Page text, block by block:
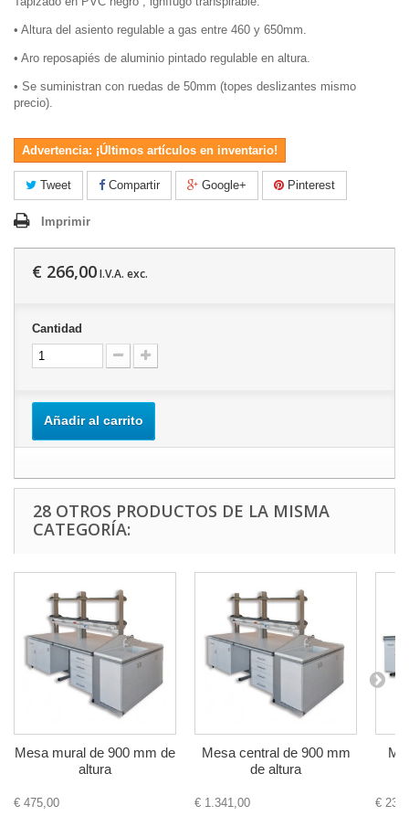
• Altura del asiento regulable a gas entre 460 y 650mm.
• Aro reposapiés de aluminio pintado regulable en altura.
• Se suministran con ruedas de 50mm (topes deslizantes mismo
precio).
Advertencia: ¡Últimos artículos en inventario!
Tweet Compartir Google+ Pinterest
Imprimir
€ 266,00I.V.A. exc.
Cantidad
Añadir al carrito
28 OTROS PRODUCTOS DE LA MISMA
CATEGORÍA:
Mesa mural de 900 mm de
altura
€ 475,00
Mesa central de 900 mm
de altura
€ 1.341,00 €